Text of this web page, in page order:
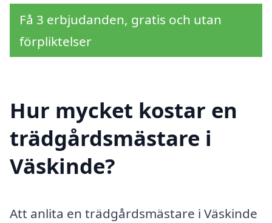
Få 3 erbjudanden, gratis och utan
förpliktelser
Hur mycket kostar en
trädgårdsmästare i
Väskinde?
Att anlita en trädgårdsmästare i Väskinde